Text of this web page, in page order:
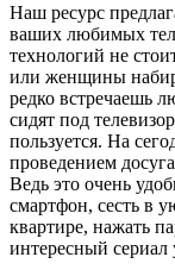
Наш ресурс
ваших любимых
технологий не
или женщины
редко встречаешь
сидят под
пользуется. На
проведением
Ведь это очень
смартфон, сесть в
квартире, нажать
интересный